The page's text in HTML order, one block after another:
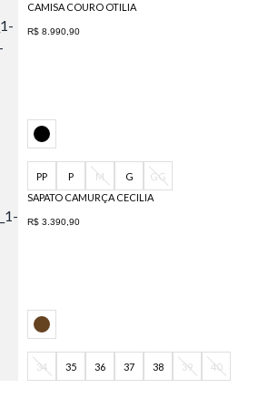
CAMISA COURO OTILIA
R$ 8.990,90
PP P M G
GG
SAPATO CAMURÇA CECILIA
R$ 3.390,90
34 35 36 37 38 39 40